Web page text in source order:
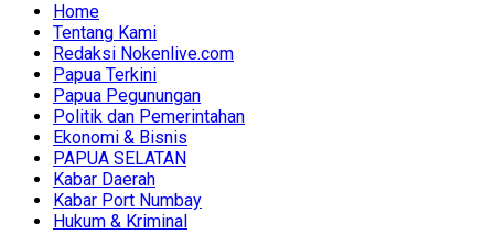
Home
Tentang Kami
Redaksi Nokenlive.com
Papua Terkini
Papua Pegunungan
Politik dan Pemerintahan
Ekonomi & Bisnis
PAPUA SELATAN
Kabar Daerah
Kabar Port Numbay
Hukum & Kriminal